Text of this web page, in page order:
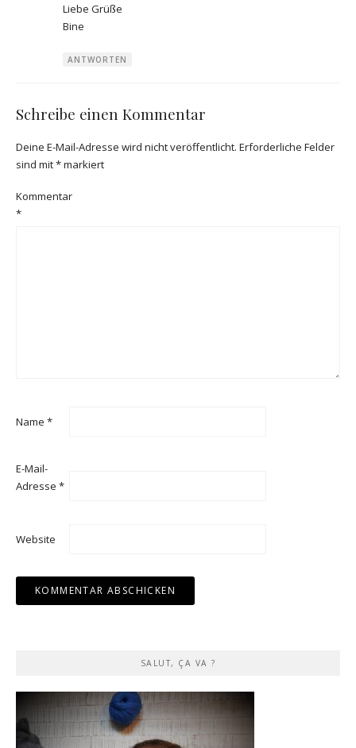
Liebe Grüße
Bine
ANTWORTEN
Schreibe einen Kommentar
Deine E-Mail-Adresse wird nicht veröffentlicht. Erforderliche Felder
sind mit*markiert
Kommentar
*
Name *
E-Mail-
Adresse *
Website
SALUT, ÇA VA ?